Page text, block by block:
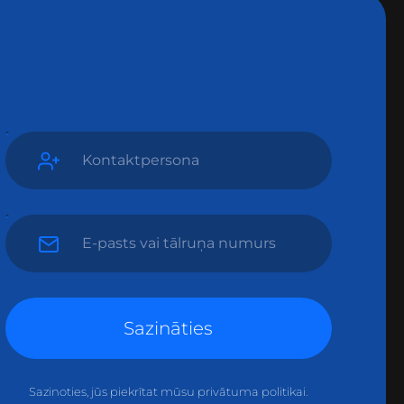
Sazināties
Sazinoties, jūs piekrītat mūsu privātuma politikai.